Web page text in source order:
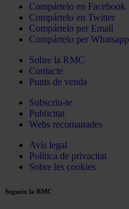
Compártelo en Facebook
Compártelo en Twitter
Compártelo per Email
Compártelo per Whatsapp
Sobre la RMC
Contacte
Punts de venda
Subscriu-te
Publicitat
Webs recomanades
Avís legal
Política de privacitat
Sobre les cookies
Segueix la RMC